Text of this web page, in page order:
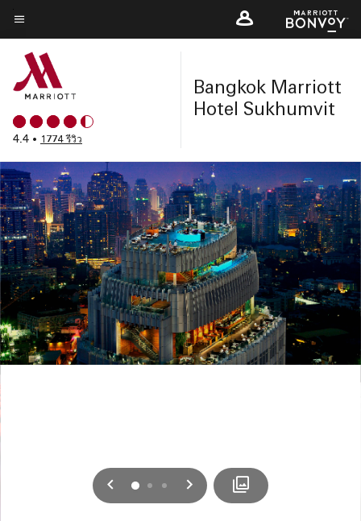
Skip
to
main
content
ข้อความเมนู
4.4 • 1774 รีวิว
Bangkok Marriott
Hotel Sukhumvit
ก่อนหน้า
0 1 2 ถัดไป